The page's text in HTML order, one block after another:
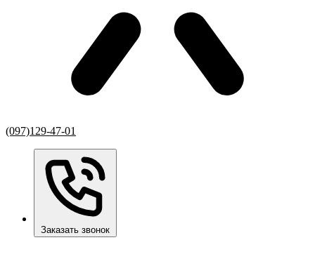
(097)129-47-01
Заказать звонок